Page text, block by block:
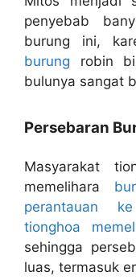
penyebab
burung ini,
burung robin
bulunya sangat
Persebaran
Masyarakat
memelihara
perantauan
tionghoa
sehingga
luas, termasuk